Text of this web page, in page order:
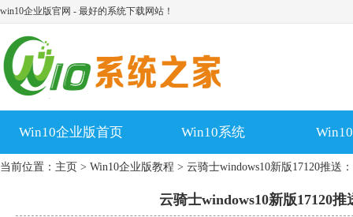
win10企业版官网 - 最好的系统下载网站！
Win10企业版首页 Win10系统
当前位置： 主页 > Win10企业版教程 > 云骑士windows10新版17120推送
云骑士windows10新版17120